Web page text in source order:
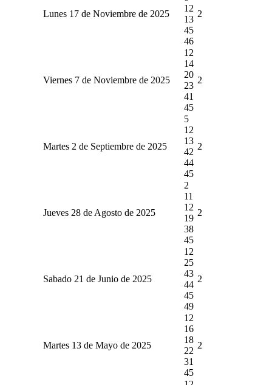
Lunes 17 de Noviembre de 2025
12
13
45
46
2
Viernes 7 de Noviembre de 2025
12
14
20
23
41
45
2
Martes 2 de Septiembre de 2025
5
12
13
42
44
45
2
Jueves 28 de Agosto de 2025
2
11
12
19
38
45
2
Sabado 21 de Junio de 2025
12
25
43
44
45
49
2
Martes 13 de Mayo de 2025
12
16
18
22
31
45
2